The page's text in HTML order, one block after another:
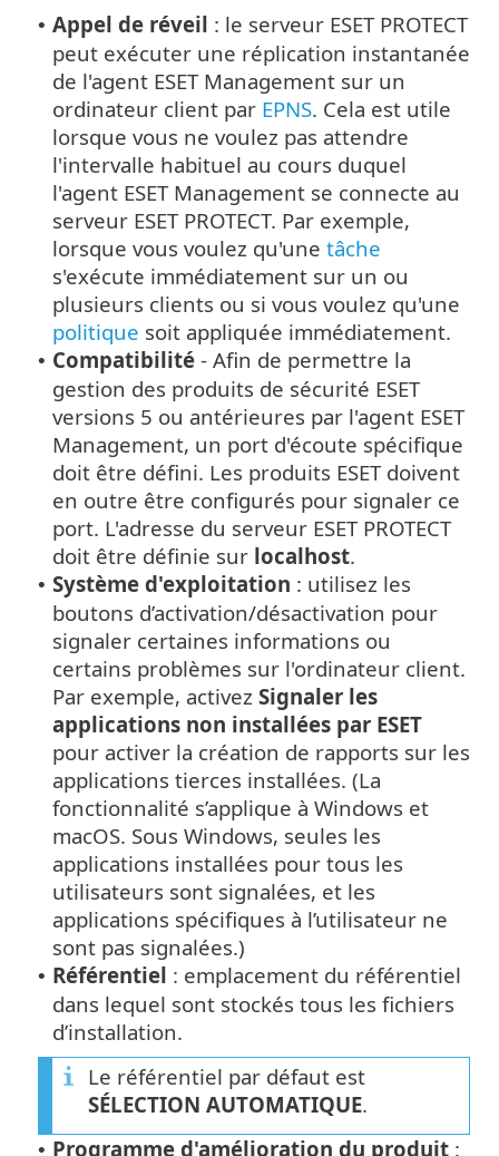
• Appel de réveil : le serveur ESET PROTECT
peut exécuter une réplication instantanée
de l'agent ESET Management sur un
ordinateur client par EPNS. Cela est utile
lorsque vous ne voulez pas attendre
l'intervalle habituel au cours duquel
l'agent ESET Management se connecte au
serveur ESET PROTECT. Par exemple,
lorsque vous voulez qu'une tâche
s'exécute immédiatement sur un ou
plusieurs clients ou si vous voulez qu'une
politique soit appliquée immédiatement.
• Compatibilité - Afin de permettre la
gestion des produits de sécurité ESET
versions 5 ou antérieures par l'agent ESET
Management, un port d'écoute spécifique
doit être défini. Les produits ESET doivent
en outre être configurés pour signaler ce
port. L'adresse du serveur ESET PROTECT
doit être définie sur localhost.
• Système d'exploitation : utilisez les
boutons d’activation/désactivation pour
signaler certaines informations ou
certains problèmes sur l'ordinateur client.
Par exemple, activez Signaler les
applications non installées par ESET
pour activer la création de rapports sur les
applications tierces installées. (La
fonctionnalité s’applique à Windows et
macOS. Sous Windows, seules les
applications installées pour tous les
utilisateurs sont signalées, et les
applications spécifiques à l’utilisateur ne
sont pas signalées.)
• Référentiel : emplacement du référentiel
dans lequel sont stockés tous les fichiers
d’installation.
Le référentiel par défaut est
SÉLECTION AUTOMATIQUE.
• Programme d'amélioration du produit :